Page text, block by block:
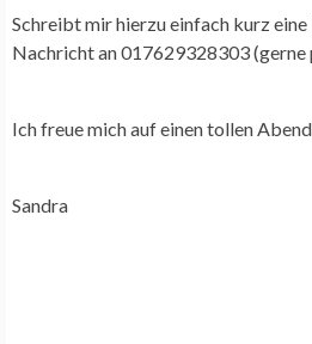
Schreibt mir hierzu einfach kurz
Nachricht an 017629328303 (gerne
Ich freue mich auf einen tollen
Sandra